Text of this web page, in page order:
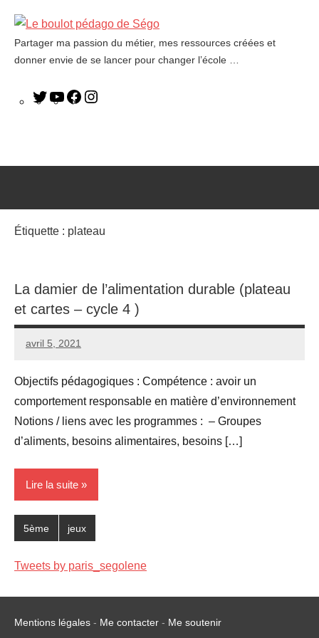
Le
boulot
Partager ma passion du métier, mes ressources créées et
donner envie de se lancer pour changer l’école …
Étiquette : plateau
La damier de l’alimentation durable (plateau
et cartes – cycle 4 )
avril 5, 2021
Seg0_La_Vraie
3
Objectifs pédagogiques : Compétence : avoir un
comportement responsable en matière d’environnement
Notions / liens avec les programmes : – Groupes
d’aliments, besoins alimentaires, besoins […]
Lire la suite
5ème jeux
Tweets by paris_segolene
Mentions légales - Me contacter - Me soutenir